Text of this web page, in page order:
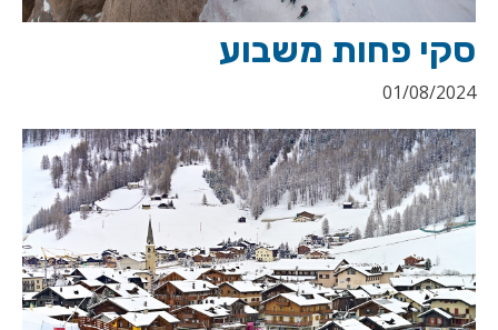
סקי פחות משבוע
01/08/2024